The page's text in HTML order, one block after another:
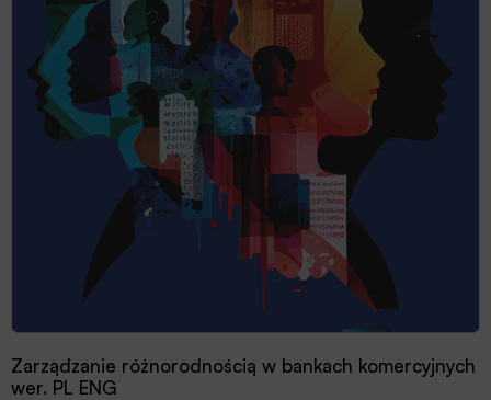
Zarządzanie różnorodnością w bankach komercyjnych
wer. PL ENG